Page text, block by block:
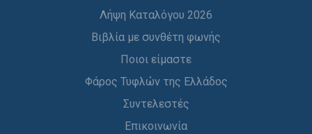
Λήψη Καταλόγου 2026
Βιβλία με συνθέτη φωνής
Ποιοι είμαστε
Φάρος Τυφλών της Ελλάδος
Συντελεστές
Επικοινωνία